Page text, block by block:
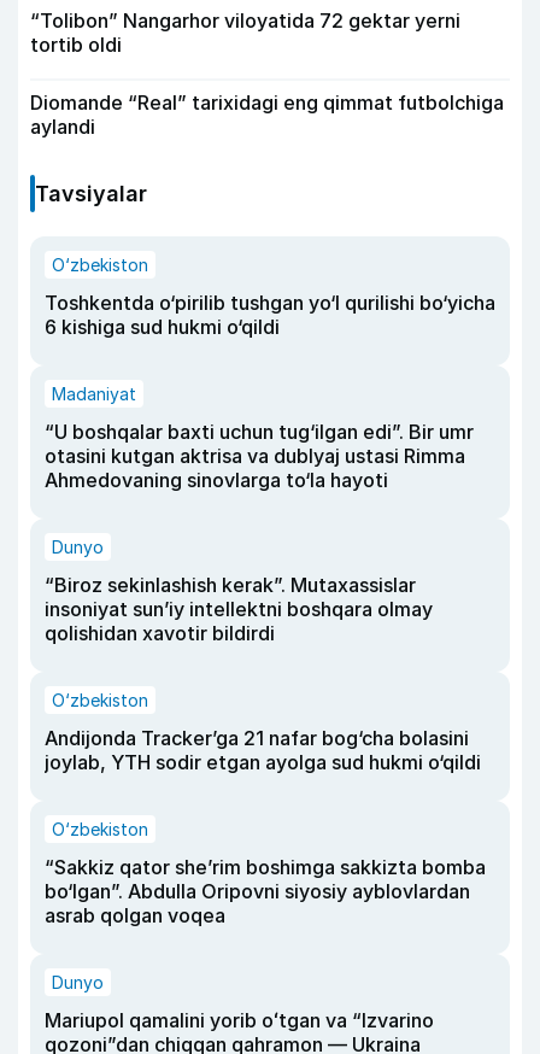
“Tolibon” Nangarhor viloyatida 72 gektar yerni
tortib oldi
Diomande “Real” tarixidagi eng qimmat futbolchiga
aylandi
Tavsiyalar
O‘zbekiston
Toshkentda o‘pirilib tushgan yo‘l qurilishi bo‘yicha
6 kishiga sud hukmi o‘qildi
Madaniyat
“U boshqalar baxti uchun tug‘ilgan edi”. Bir umr
otasini kutgan aktrisa va dublyaj ustasi Rimma
Ahmedovaning sinovlarga to‘la hayoti
Dunyo
“Biroz sekinlashish kerak”. Mutaxassislar
insoniyat sun’iy intellektni boshqara olmay
qolishidan xavotir bildirdi
O‘zbekiston
Andijonda Tracker’ga 21 nafar bog‘cha bolasini
joylab, YTH sodir etgan ayolga sud hukmi o‘qildi
O‘zbekiston
“Sakkiz qator she’rim boshimga sakkizta bomba
bo‘lgan”. Abdulla Oripovni siyosiy ayblovlardan
asrab qolgan voqea
Dunyo
Mariupol qamalini yorib oʻtgan va “Izvarino
qozoni”dan chiqqan qahramon — Ukraina